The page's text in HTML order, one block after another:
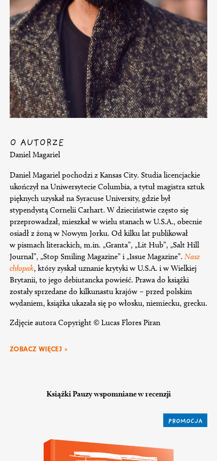
O AUTORZE
Daniel Magariel
Daniel Magariel pochodzi z Kansas City. Studia licencjackie
ukończył na Uniwersytecie Columbia, a tytuł magistra sztuk
pięknych uzyskał na Syracuse University, gdzie był
stypendystą Cornelii Carhart. W dzieciństwie często się
przeprowadzał, mieszkał w wielu stanach w U.S.A., obecnie
osiadł z żoną w Nowym Jorku. Od kilku lat publikował
w pismach literackich, m.in. „Granta”, „Lit Hub”, „Salt Hill
Journal”, „Stop Smiling Magazine” i „Issue Magazine”. Nasz
chłopak, który zyskał uznanie krytyki w U.S.A. i w Wielkiej
Brytanii, to jego debiutancka powieść. Prawa do książki
zostały sprzedane do kilkunastu krajów – przed polskim
wydaniem, książka ukazała się po włosku, niemiecku, grecku.
Zdjęcie autora Copyright © Lucas Flores Piran
ZOBACZ WIĘCEJ »
Książki Pauzy wspomniane w recenzji
PROMOCJA